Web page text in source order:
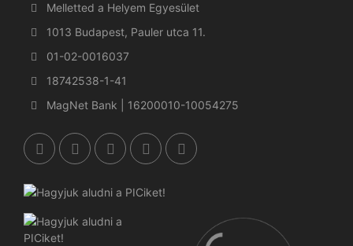
Melletted a Helyem Egyesület
1013 Budapest, Pauler utca 11.
01-02-0016037
18742538-1-41
MagNet Bank | 16200010-10054275